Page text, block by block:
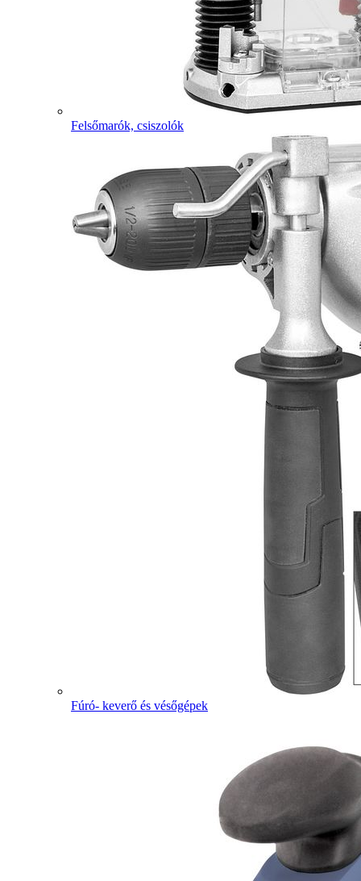
Felsőmarók, csiszolók
Fúró- keverő és vésőgépek